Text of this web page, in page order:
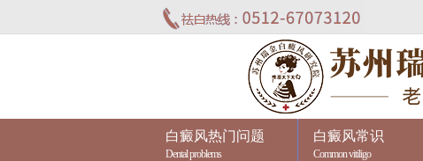
白癜风热门问题
Dental problems
白癜风常识
Common vitiligo